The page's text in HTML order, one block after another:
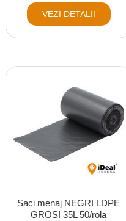
VEZI DETALII
Saci menaj NEGRI LDPE
GROSI 35L 50/rola